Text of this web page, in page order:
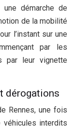
démarche de
de la mobilité
l’instant sur une
par les
par leur vignette
dérogations
Rennes, une fois
interdits